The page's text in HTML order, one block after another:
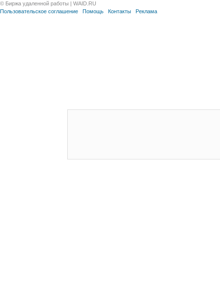
© Биржа удаленной работы | WAID.RU
Пользовательское соглашение
Помощь Контакты Реклама